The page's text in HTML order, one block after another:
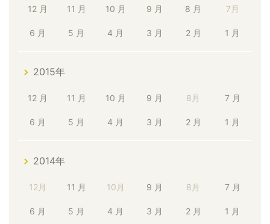
12 月 11 月 10 月 9 月 8 月 7月
6 月 5 月 4 月 3 月 2 月 1 月
2015年
12 月 11 月 10 月 9 月 8月 7 月
6 月 5 月 4 月 3 月 2 月 1 月
2014年
12月 11 月 10月 9 月 8月 7 月
6 月 5 月 4 月 3 月 2 月 1 月